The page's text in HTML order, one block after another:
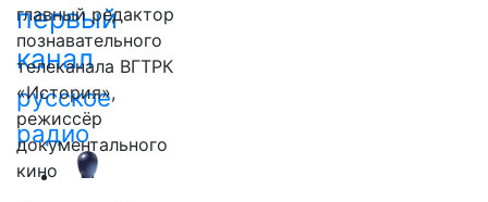
первый
канал
русское
радио
главный редактор
познавательного
телеканала ВГТРК
«История»,
режиссёр
документального
кино